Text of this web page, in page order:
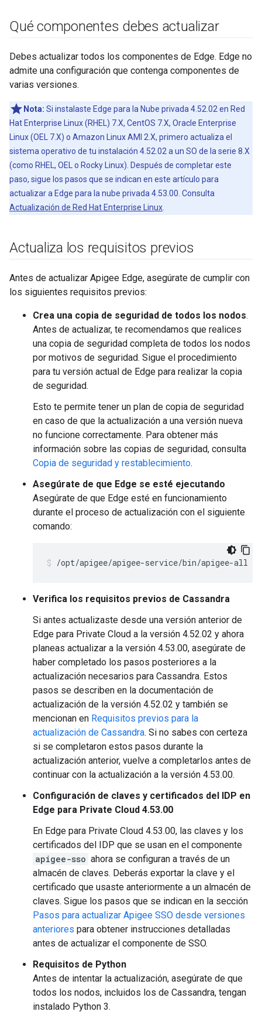
Qué componentes debes actualizar
Debes actualizar todos los componentes de Edge. Edge no
admite una configuración que contenga componentes de
varias versiones.
Nota: Si instalaste Edge para la Nube privada 4.52.02 en Red
Hat Enterprise Linux (RHEL) 7.X, CentOS 7.X, Oracle Enterprise
Linux (OEL 7.X) o Amazon Linux AMI 2.X, primero actualiza el
sistema operativo de tu instalación 4.52.02 a un SO de la serie 8.X
(como RHEL, OEL o Rocky Linux). Después de completar este
paso, sigue los pasos que se indican en este artículo para
actualizar a Edge para la nube privada 4.53.00. Consulta
Actualización de Red Hat Enterprise Linux
Actualiza los requisitos previos
Antes de actualizar Apigee Edge, asegúrate de cumplir con
los siguientes requisitos previos:
Crea una copia de seguridad de todos los nodos.
Antes de actualizar, te recomendamos que realices
una copia de seguridad completa de todos los nodos
por motivos de seguridad. Sigue el procedimiento
para tu versión actual de Edge para realizar la copia
de seguridad.
Esto te permite tener un plan de copia de seguridad
en caso de que la actualización a una versión nueva
no funcione correctamente. Para obtener más
información sobre las copias de seguridad, consulta
Copia de seguridad y restablecimiento.
Asegúrate de que Edge se esté ejecutando
Asegúrate de que Edge esté en funcionamiento
durante el proceso de actualización con el siguiente
comando:
/opt/apigee/apigee-service/bin/apigee-all
Verifica los requisitos previos de Cassandra
Si antes actualizaste desde una versión anterior de
Edge para Private Cloud a la versión 4.52.02 y ahora
planeas actualizar a la versión 4.53.00, asegúrate de
haber completado los pasos posteriores a la
actualización necesarios para Cassandra. Estos
pasos se describen en la documentación de
actualización de la versión 4.52.02 y también se
mencionan en Requisitos previos para la
actualización de Cassandra. Si no sabes con certeza
si se completaron estos pasos durante la
actualización anterior, vuelve a completarlos antes de
continuar con la actualización a la versión 4.53.00.
Configuración de claves y certificados del IDP en
Edge para Private Cloud 4.53.00
En Edge para Private Cloud 4.53.00, las claves y los
certificados del IDP que se usan en el componente
apigee-sso ahora se configuran a través de un
almacén de claves. Deberás exportar la clave y el
certificado que usaste anteriormente a un almacén de
claves. Sigue los pasos que se indican en la sección
Pasos para actualizar Apigee SSO desde versiones
anteriores para obtener instrucciones detalladas
antes de actualizar el componente de SSO.
Requisitos de Python
Antes de intentar la actualización, asegúrate de que
todos los nodos, incluidos los de Cassandra, tengan
instalado Python 3.